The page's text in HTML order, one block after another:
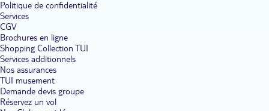
Politique de confidentialité
Services
CGV
Brochures en ligne
Shopping Collection TUI
Services additionnels
Nos assurances
TUI musement
Demande devis groupe
Réservez un vol